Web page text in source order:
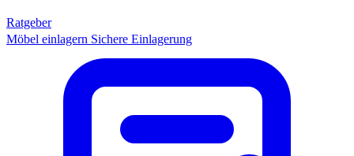
Möbel einlagern Sichere Einlagerung
Ratgeber